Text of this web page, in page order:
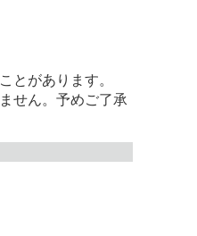
とがあります。
せん。予めご了承